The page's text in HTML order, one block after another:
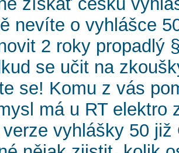
nevíte o vyhlášce
2 roky propadlý
se učit na
se! Komu z vás
má u RT elektro
vyhlášky 50